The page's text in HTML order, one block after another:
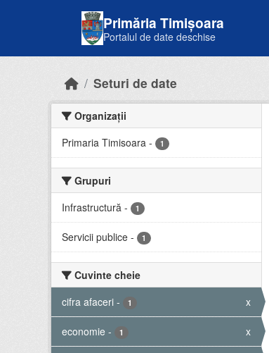
Primăria Timișoara
Portalul de date deschise
Seturi de date
Organizații
Primaria Timisoara - 1
Grupuri
Infrastructură - 1
Servicii publice - 1
Cuvinte cheie
cifra afaceri - 1 x
economie - 1 x